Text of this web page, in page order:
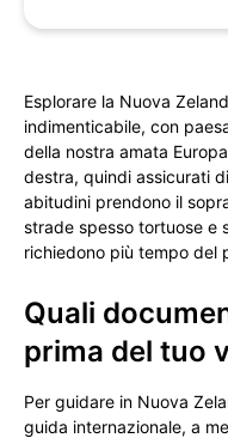
Esplorare la Nuova
indimenticabile, con
della nostra amata
destra, quindi assicurati
abitudini prendono il
strade spesso tortuose e
richiedono più tempo del
Quali
prima del tuo
Per guidare in Nuova
guida internazionale, a